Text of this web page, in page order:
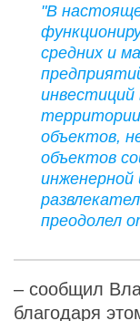
"В
средних и
объектов,
объектов
преодолел
– сообщил
благодаря